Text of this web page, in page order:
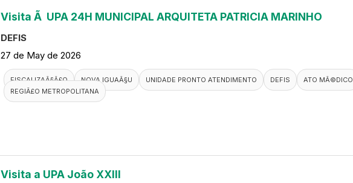
Visita Ã UPA 24H MUNICIPAL ARQUITETA PATRICIA MARINHO
DEFIS
27 de May de 2026
FISCALIZAÃ§Ã£O NOVA IGUAÃ§U UNIDADE PRONTO ATENDIMENTO DEFIS
ATO MÃ©DICO
REGIÃ£O METROPOLITANA
Visita a UPA João XXIII